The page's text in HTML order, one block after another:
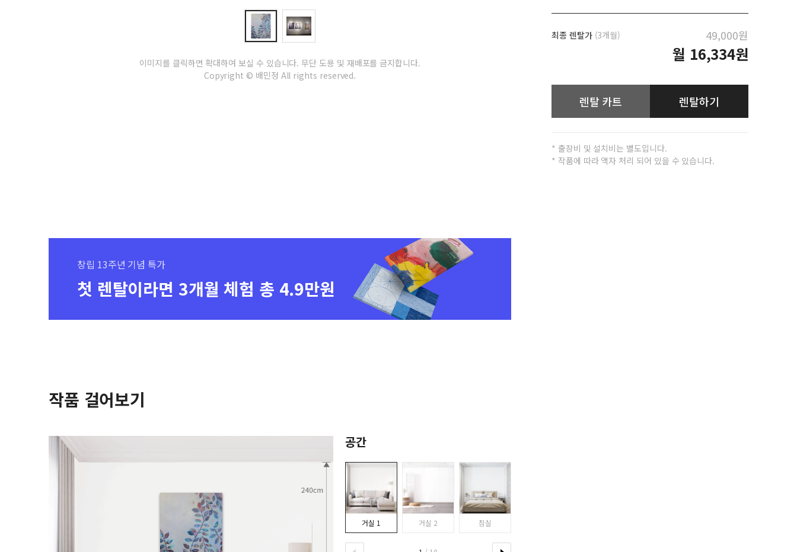
이미지를 클릭하면 확대하여 보실 수 있습니다. 무단 도용 및 재배포를 금지합니다.
Copyright © 배민정 All rights reserved.
최종 렌탈가(3개월) 49,000원
월 16,334원
렌탈 카트 렌탈하기
* 출장비 및 설치비는 별도입니다.
* 작품에 따라 액자 처리 되어 있을 수 있습니다.
창립 13주년 기념 특가
첫 렌탈이라면 3개월 체험 총 4.9만원
작품 걸어보기
공간
거실 1 거실 2 침실